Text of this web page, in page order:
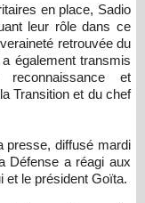
en place, Sadio
leur rôle dans ce
retrouvée du
également transmis
et
Transition et du chef
presse, diffusé mardi
Défense a réagi aux
et le président Goïta.